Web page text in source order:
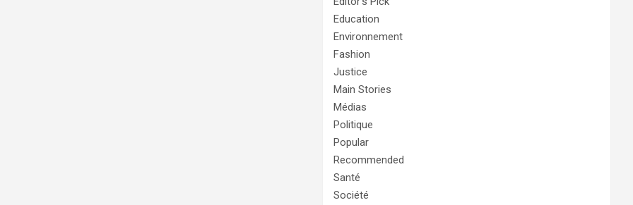
Education
Environnement
Fashion
Justice
Main Stories
Médias
Politique
Popular
Recommended
Santé
Société